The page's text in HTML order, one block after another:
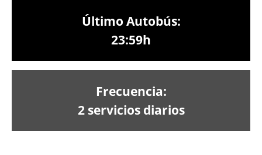
Último Autobús:
23:59h
Frecuencia:
2 servicios diarios